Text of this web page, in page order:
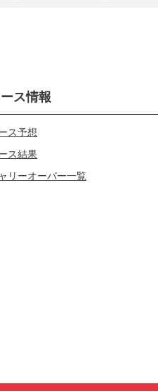
ス情報
ス予想
ス結果
リーオーバー一覧